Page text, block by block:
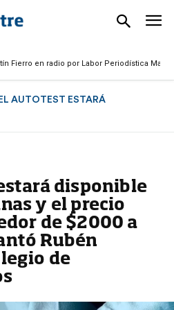
en radio por Labor Periodística Masculina
AUTOTEST ESTARÁ
disponible
y el precio
de $2000 a
Rubén
de